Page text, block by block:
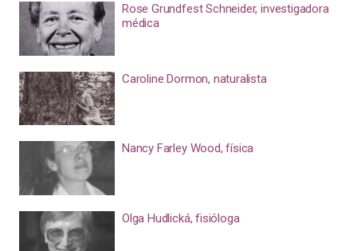
Rose Grundfest Schneider, investigadora
médica
Caroline Dormon, naturalista
Nancy Farley Wood, física
Olga Hudlická, fisióloga